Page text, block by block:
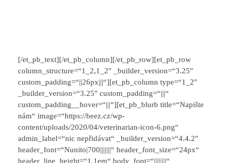
[/et_pb_text][/et_pb_column][/et_pb_row][et_pb_row
column_structure=“1_2,1_2″ _builder_version=“3.25″
custom_padding=“||26px|||“][et_pb_column type=“1_2″
_builder_version=“3.25″ custom_padding=“|||“
custom_padding__hover=“|||“][et_pb_blurb title=“Napište
nám“ image=“https://beez.cz/wp-
content/uploads/2020/04/veterinarian-icon-6.png“
admin_label=“nic nepřidávat“ _builder_version=“4.4.2″
header_font=“Nunito|700|||||||“ header_font_size=“24px“
header_line_height=“1.1em“ body_font=“||||||||“